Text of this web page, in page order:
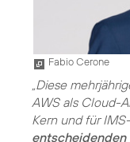
Fabio Cerone
„Diese
AWS als Cloud-
Kern und für